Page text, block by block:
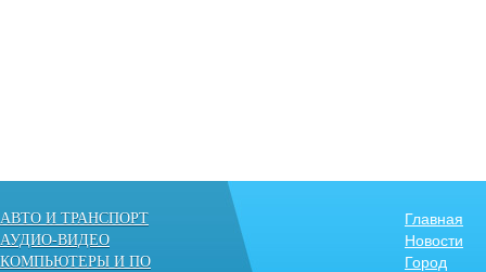
АВТО И ТРАНСПОРТ
АУДИО-ВИДЕО
КОМПЬЮТЕРЫ И ПО
Главная
Новости
Город